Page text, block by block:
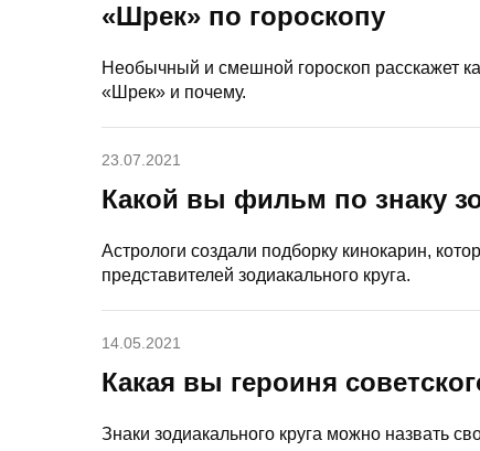
«Шрек» по гороскопу
Необычный и смешной гороскоп расскажет
«Шрек» и почему.
23.07.2021
Какой вы фильм по знаку
Астрологи создали подборку кинокарин,
представителей зодиакального круга.
14.05.2021
Какая вы героиня
Знаки зодиакального круга можно назвать